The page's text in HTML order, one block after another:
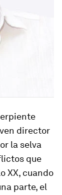
director
la selva
que
XX, cuando
parte, el